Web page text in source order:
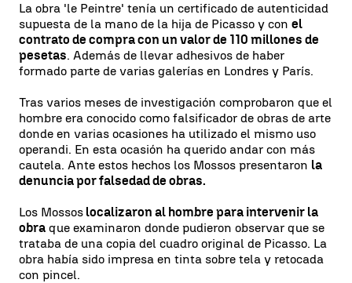
La obra 'le Peintre' tenía un certificado de autenticidad
supuesta de la mano de la hija de Picasso y con el
contrato de compra con un valor de 110 millones de
pesetas. Además de llevar adhesivos de haber
formado parte de varias galerías en Londres y París.
Tras varios meses de investigación comprobaron que el
hombre era conocido como falsificador de obras de arte
donde en varias ocasiones ha utilizado el mismo uso
operandi. En esta ocasión ha querido andar con más
cautela. Ante estos hechos los Mossos presentaron la
denuncia por falsedad de obras.
Los Mossos localizaron al hombre para intervenir la
obra que examinaron donde pudieron observar que se
trataba de una copia del cuadro original de Picasso. La
obra había sido impresa en tinta sobre tela y retocada
con pincel.